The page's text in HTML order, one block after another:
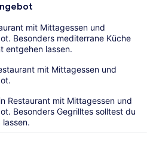
mit Mittagessen und
Besonders mediterrane Küche
entgehen lassen.
mit Mittagessen und
Restaurant mit Mittagessen und
Besonders Gegrilltes solltest du